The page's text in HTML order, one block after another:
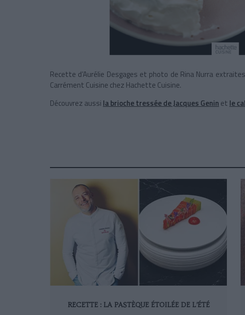
Recette d’Aurélie Desgages et photo de Rina Nurra
Carrément Cuisine chez Hachette Cuisine.
Découvrez aussi la brioche tressée de Jacques Genin et le
RECETTE : LA PASTÈQUE ÉTOILÉE DE L’ÉTÉ